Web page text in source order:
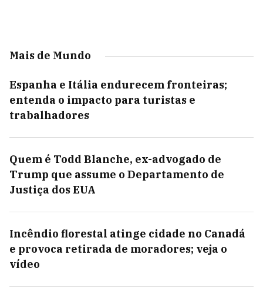
Mais de Mundo
Espanha e Itália endurecem fronteiras;
entenda o impacto para turistas e
trabalhadores
Quem é Todd Blanche, ex-advogado de
Trump que assume o Departamento de
Justiça dos EUA
Incêndio florestal atinge cidade no Canadá
e provoca retirada de moradores; veja o
vídeo